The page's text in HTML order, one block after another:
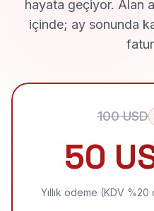
hayata geçiyor. Alan
içinde; ay sonunda
100 USD
50
Yıllık ödeme (KDV